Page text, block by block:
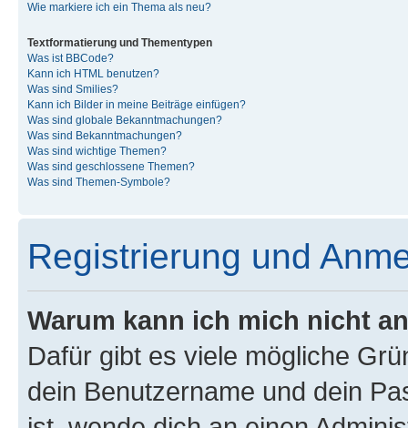
Wie markiere ich ein Thema als neu?
Textformatierung und Thementypen
Was ist BBCode?
Kann ich HTML benutzen?
Was sind Smilies?
Kann ich Bilder in meine Beiträge einfügen?
Was sind globale Bekanntmachungen?
Was sind Bekanntmachungen?
Was sind wichtige Themen?
Was sind geschlossene Themen?
Was sind Themen-Symbole?
Registrierung und
Warum kann ich mich nicht
Dafür gibt es viele mögliche
dein Benutzername und dein